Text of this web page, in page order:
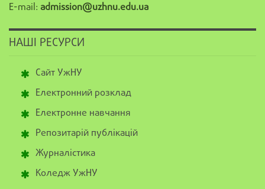
E-mail: admission@uzhnu.edu.ua
НАШІ РЕСУРСИ
Сайт УжНУ
Електронний розклад
Електронне навчання
Репозитарій публікацій
Журналістика
Коледж УжНУ